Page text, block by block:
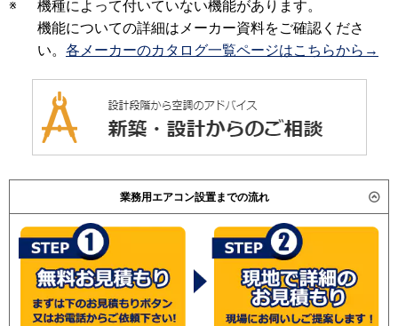
※
機種によって付いていない機能があります。
機能についての詳細はメーカー資料をご確認くださ
い。 各メーカーのカタログ一覧ページはこちらから→
業務用エアコン設置までの流れ